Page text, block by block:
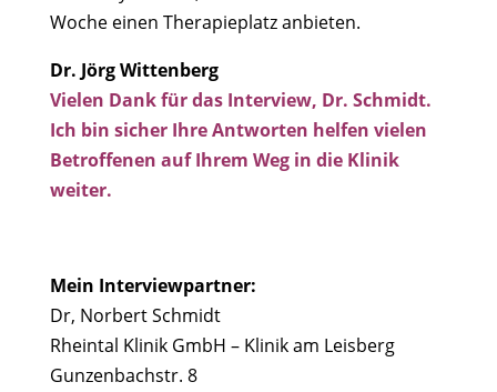
Woche einen Therapieplatz anbieten.
Dr. Jörg Wittenberg
Vielen Dank für das Interview, Dr. Schmidt.
Ich bin sicher Ihre Antworten helfen vielen
Betroffenen auf Ihrem Weg in die Klinik
weiter.
Mein Interviewpartner:
Dr, Norbert Schmidt
Rheintal Klinik GmbH – Klinik am Leisberg
Gunzenbachstr. 8